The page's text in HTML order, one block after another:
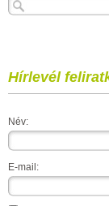
Hírlevél
Név:
E-mail: